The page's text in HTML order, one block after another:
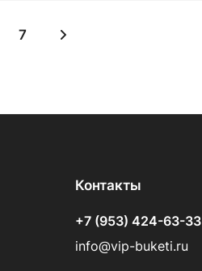
7
Контакты
+7 (953) 424-63-33
info@vip-buketi.ru